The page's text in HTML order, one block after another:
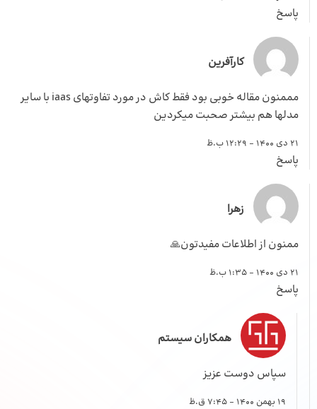
پاسخ
کارآفرین
مممنون مقاله خوبی بود فقط کاش در مورد تفاوتهای iaas با سایر
مدلها هم بیشتر صحبت میکردین
21 دی 1400 - 12:29 ب.ظ
پاسخ
زهرا
ممنون از اطلاعات مفیدتون🙏
21 دی 1400 - 1:35 ب.ظ
پاسخ
همکاران سیستم
سپاس دوست عزیز
19 بهمن 1400 - 7:45 ق.ظ